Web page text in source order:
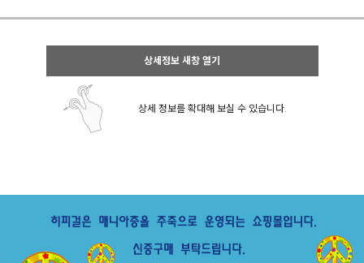
상세정보 새창 열기
상세 정보를 확대해 보실 수 있습니다.